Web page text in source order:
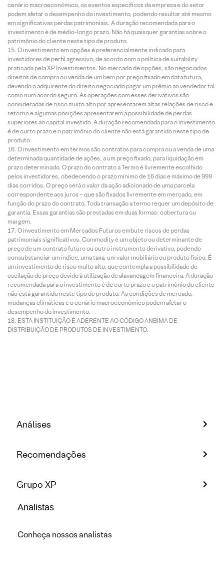
cenário macroeconômico, os eventos específicos da empresa e do setor
podem afetar o desempenho do investimento, podendo resultar até mesmo
em significativas perdas patrimoniais. A duração recomendada para o
investimento é de médio-longo prazo. Não há quaisquer garantias sobre o
patrimônio do cliente neste tipo de produto.
O investimento em opções é preferencialmente indicado para
investidores de perfil agressivo, de acordo com a política de suitability
praticada pela XP Investimentos. No mercado de opções, são negociados
direitos de compra ou venda de um bem por preço fixado em data futura,
devendo o adquirente do direito negociado pagar um prêmio ao vendedor tal
como num acordo seguro. As operações com esses derivativos são
consideradas de risco muito alto por apresentarem altas relações de risco e
retorno e algumas posições apresentarem a possibilidade de perdas
superiores ao capital investido. A duração recomendada para o investimento
é de curto prazo e o patrimônio do cliente não está garantido neste tipo de
produto.
O investimento em termos são contratos para compra ou a venda de uma
determinada quantidade de ações, a um preço fixado, para liquidação em
prazo determinado. O prazo do contrato a Termo é livremente escolhido
pelos investidores, obedecendo o prazo mínimo de 16 dias e máximo de 999
dias corridos. O preço será o valor da ação adicionado de uma parcela
correspondente aos juros – que são fixados livremente em mercado, em
função do prazo do contrato. Toda transação a termo requer um depósito de
garantia. Essas garantias são prestadas em duas formas: cobertura ou
margem.
O investimento em Mercados Futuros embute riscos de perdas
patrimoniais significativos. Commodity é um objeto ou determinante de
preço de um contrato futuro ou outro instrumento derivativo, podendo
consubstanciar um índice, uma taxa, um valor mobiliário ou produto físico. É
um investimento de risco muito alto, que contempla a possibilidade de
oscilação de preço devido à utilização de alavancagem financeira. A duração
recomendada para o investimento é de curto prazo e o patrimônio do cliente
não está garantido neste tipo de produto. As condições de mercado,
mudanças climáticas e o cenário macroeconômico podem afetar o
desempenho do investimento.
ESTA INSTITUIÇÃO É ADERENTE AO CÓDIGO ANBIMA DE
DISTRIBUIÇÃO DE PRODUTOS DE INVESTIMENTO.
Análises
Recomendações
Grupo XP
Analistas
Conheça nossos analistas